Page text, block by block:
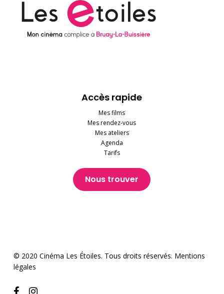
Accès rapide
Mes films
Mes rendez-vous
Mes ateliers
Agenda
Tarifs
Nous trouver
© 2020 Cinéma Les Étoiles. Tous droits réservés. Mentions
légales
facebookinstagram